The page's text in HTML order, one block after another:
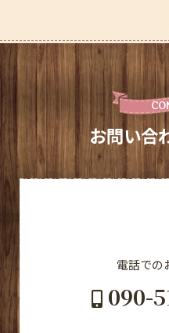
お問い合
電話での
090-